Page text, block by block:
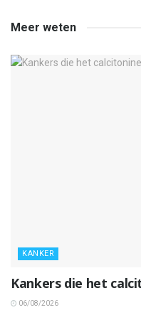
Meer weten
KANKER
Kankers die het
06/08/2026